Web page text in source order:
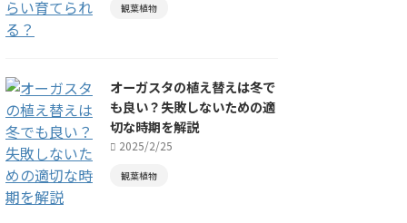
観葉植物
オーガスタの植え替えは冬で
も良い？失敗しないための適
切な時期を解説
2025/2/25
観葉植物